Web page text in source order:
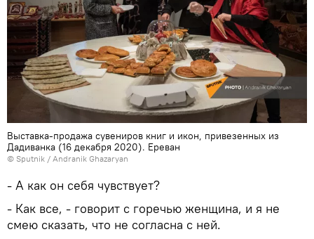
Выставка-продажа сувениров книг и икон, привезенных из
Дадиванка (16 декабря 2020). Еревaн
© Sputnik / Andranik Ghazaryan
- А как он себя чувствует?
- Как все, - говорит с горечью женщина, и я не
смею сказать, что не согласна с ней.